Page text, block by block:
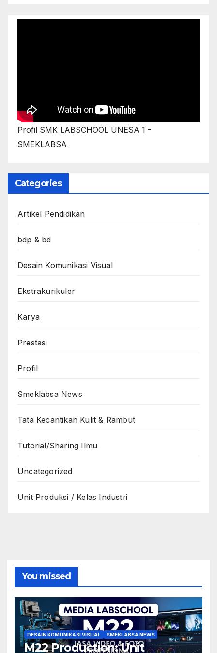
Profil SMK LABSCHOOL UNESA 1 -
SMEKLABSA
Categories
Artikel Pendidikan
bdp & bd
Desain Komunikasi Visual
Ekstrakurikuler
Karya
Prestasi
Profil
Smeklabsa News
Tata Kecantikan Kulit & Rambut
Tutorial/Sharing Ilmu
Uncategorized
Unit Produksi / Kelas Industri
You missed
DESAIN KOMUNIKASI VISUAL SMEKLABSA NEWS
M22 Production: Unit